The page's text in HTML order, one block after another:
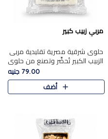
مربي زبيب كبير
حلوى شرقية مصرية تقليدية مربى
الزبيب الكبير تُحضَّر وتصنع من حلوي
جوز الهند باسد بقوام طري ومذاق
غني، وتُزين وتغطا بحبات الزبيب
الذهبي التي ..
79.00 جنيه
أضف